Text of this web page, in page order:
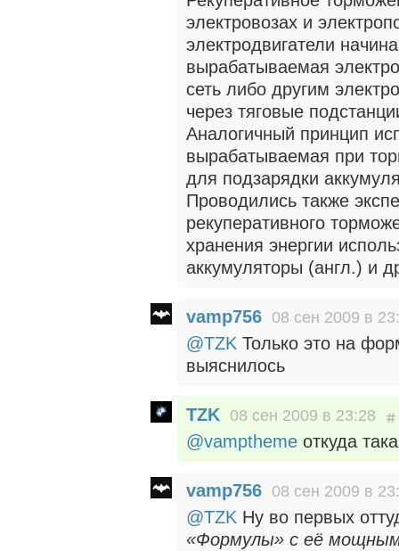
электровозах и
электродвигатели
вырабатываемая
сеть либо другим
через тяговые
Аналогичный принцип
вырабатываемая при
для подзарядки
Проводились также
рекуперативного
хранения энергии
аккумуляторы (англ.) и
vamp756 08 сен 2009 в
@TZK Только это на
выяснилось
TZK 08 сен 2009 в 23:28
@vamptheme откуда
vamp756 08 сен 2009 в
@TZK Ну во первых
«Формулы» с её